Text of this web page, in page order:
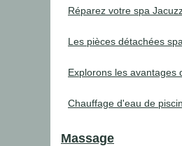
Réparez votre spa
Les pièces détachées
Explorons les avantages
Chauffage d'eau de
Massage